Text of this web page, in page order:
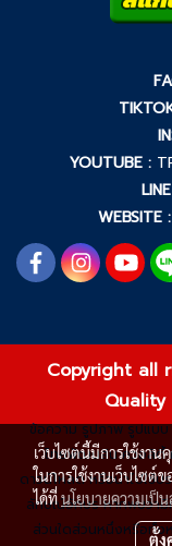
YOUTUBE :
WEBSITE :
Copyright all
Quality
ข้อความ รูปภาพ รูปแบ
ไทยพัฒนสิน ควอลิตี้
ดาวน์โหลด หรือนำไปใช้
ลักษณ์อักษร หากพบว่ามี
ส่วนใดส่วนหนึ่งหรือทั้ง
เว็บไซต์นี้มีการใช้งา
ในการใช้งานเว็บไซต์
ได้ที่นโยบายความเป็
ตั้ง